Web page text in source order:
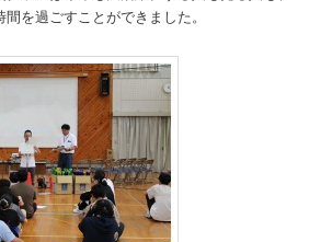
を過ごすことができました。